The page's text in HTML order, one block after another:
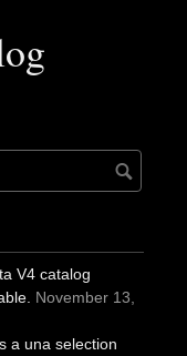
V4 catalog
November 13,
a una selection